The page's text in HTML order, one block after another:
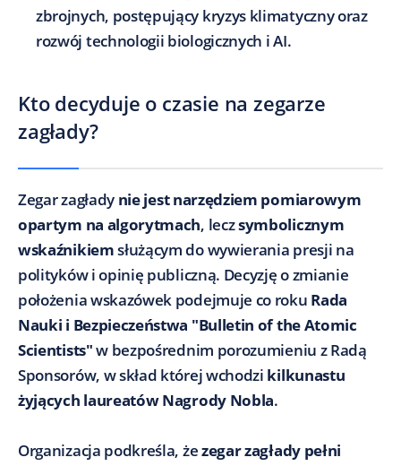
zbrojnych, postępujący kryzys klimatyczny oraz
rozwój technologii biologicznych i AI.
Kto decyduje o czasie na zegarze
zagłady?
Zegar zagłady nie jest narzędziem pomiarowym
opartym na algorytmach, leczsymbolicznym
wskaźnikiemsłużącym do wywierania presji na
polityków i opinię publiczną. Decyzję o zmianie
położenia wskazówek podejmuje co roku Rada
Nauki i Bezpieczeństwa "Bulletin of the Atomic
Scientists"w bezpośrednim porozumieniu z Radą
Sponsorów, w skład której wchodzi kilkunastu
żyjących laureatów Nagrody Nobla.
Organizacja podkreśla, żezegar zagłady pełni